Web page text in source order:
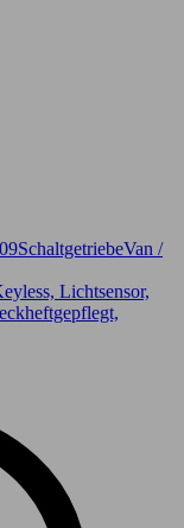
SchaltgetriebeVan /
Lichtsensor,